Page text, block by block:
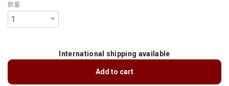
数量
International shipping available
Add to cart